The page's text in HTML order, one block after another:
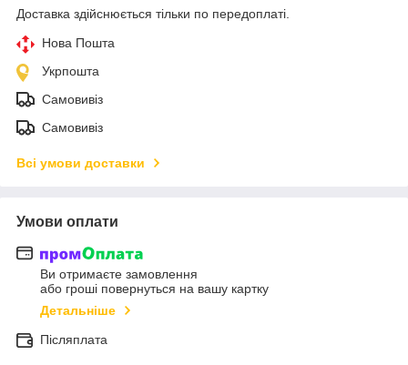
Доставка здійснюється тільки по передоплаті.
Нова Пошта
Укрпошта
Самовивіз
Самовивіз
Всі умови доставки
Умови оплати
Ви отримаєте замовлення
або гроші повернуться на вашу картку
Детальніше
Післяплата